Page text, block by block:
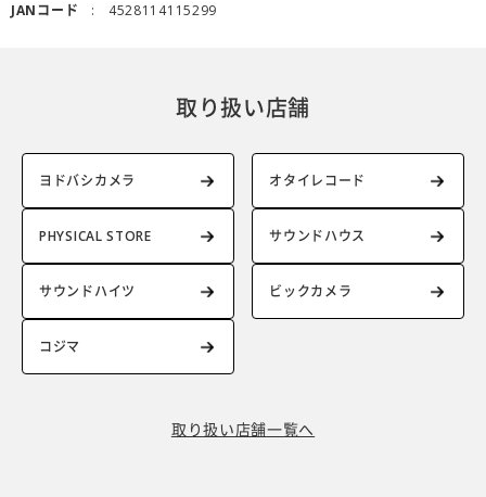
JANコード
4528114115299
取り扱い店舗
ヨドバシカメラ オタイレコード
PHYSICAL STORE サウンドハウス
サウンドハイツ ビックカメラ
コジマ
取り扱い店舗一覧へ